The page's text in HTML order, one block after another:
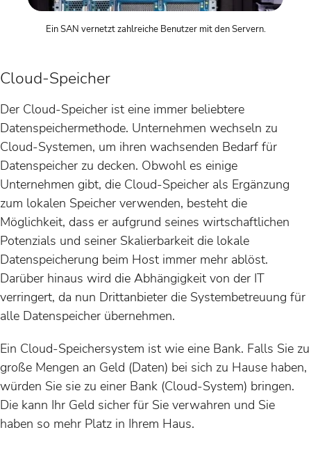
Ein SAN vernetzt zahlreiche Benutzer mit den Servern.
Cloud-Speicher
Der Cloud-Speicher ist eine immer beliebtere
Datenspeichermethode. Unternehmen wechseln zu
Cloud-Systemen, um ihren wachsenden Bedarf für
Datenspeicher zu decken. Obwohl es einige
Unternehmen gibt, die Cloud-Speicher als Ergänzung
zum lokalen Speicher verwenden, besteht die
Möglichkeit, dass er aufgrund seines wirtschaftlichen
Potenzials und seiner Skalierbarkeit die lokale
Datenspeicherung beim Host immer mehr ablöst.
Darüber hinaus wird die Abhängigkeit von der IT
verringert, da nun Drittanbieter die Systembetreuung für
alle Datenspeicher übernehmen.
Ein Cloud-Speichersystem ist wie eine Bank. Falls Sie zu
große Mengen an Geld (Daten) bei sich zu Hause haben,
würden Sie sie zu einer Bank (Cloud-System) bringen.
Die kann Ihr Geld sicher für Sie verwahren und Sie
haben so mehr Platz in Ihrem Haus.